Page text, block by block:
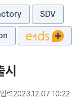
SDV
력2023.12.07 10:22